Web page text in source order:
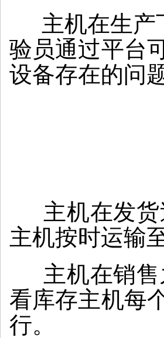
主机在生产
验员通过平台
设备存在的问
主机在发货
主机按时运输
主机在销售
看库存主机每
行。